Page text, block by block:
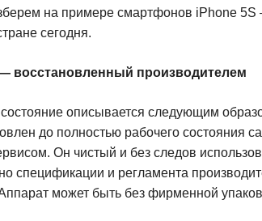
на примере смартфонов iPhone
сегодня.
восстановленный производителем
состояние описывается следующим
до полностью рабочего состояния
Он чистый и без следов
спецификации и регламента
может быть без фирменной